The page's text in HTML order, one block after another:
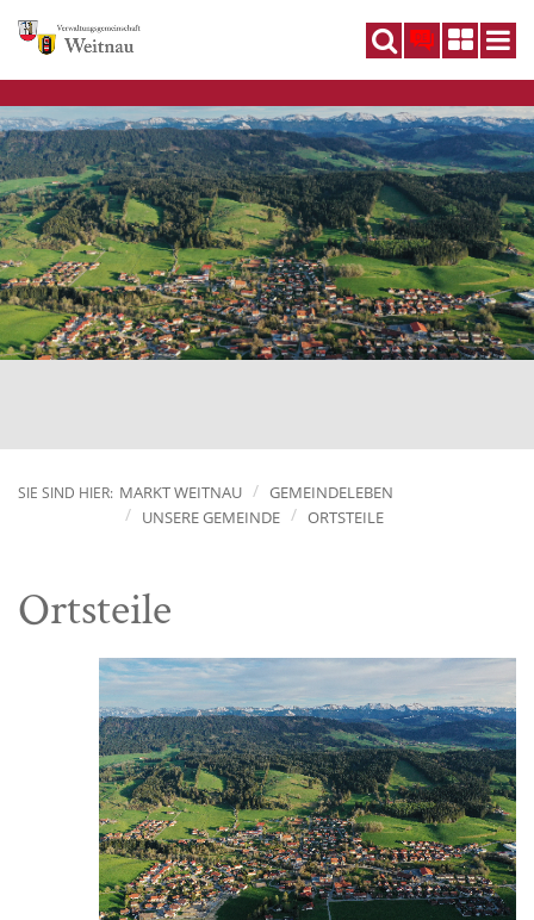
DE
SIE SIND HIER: MARKT WEITNAU
GEMEINDELEBEN
UNSERE GEMEINDE
ORTSTEILE
Ortsteile